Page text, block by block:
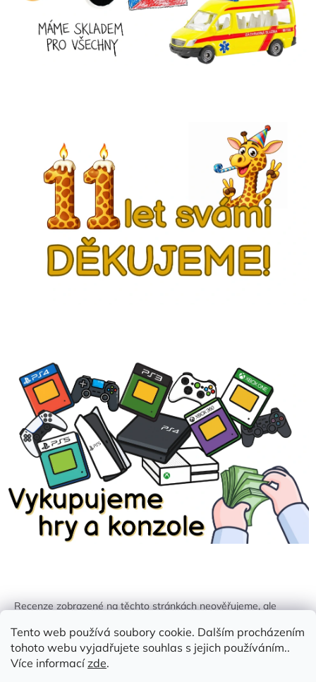
Tento web používá soubory cookie. Dalším procházením
tohoto webu vyjadřujete souhlas s jejich používáním..
Více informacízde.
Recenze zobrazené na těchto stránkách neověřujeme, ale
identifikován.